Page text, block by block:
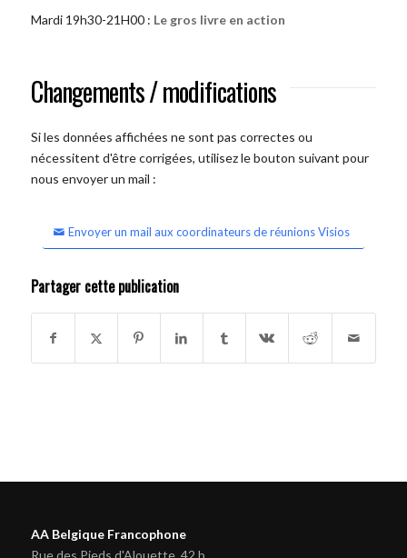
Mardi 19h30-21H00 : Le gros livre en action
Changements / modifications
Si les données affichées ne sont pas correctes ou
nécessitent d'être corrigées, utilisez le bouton suivant pour
nous envoyer un mail :
Envoyer un mail aux coordinateurs de réunions Visios
Partager cette publication
AA Belgique Francophone
Rue des Pieds d'Alouette, 42 b